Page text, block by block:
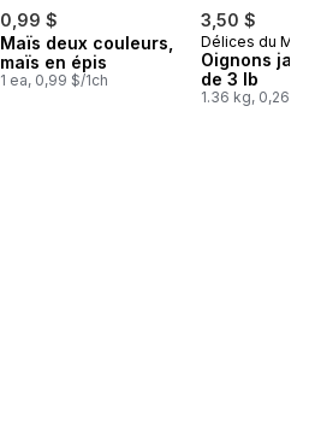
0,99 $
Maïs deux couleurs,
maïs en épis
1 ea, 0,99 $/1ch
3,50 $
Délices du
Oignons
de 3 lb
1.36 kg, 0,26